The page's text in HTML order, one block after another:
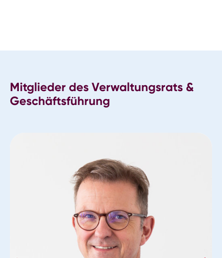
Mitglieder des Verwaltungsrats &
Geschäftsführung